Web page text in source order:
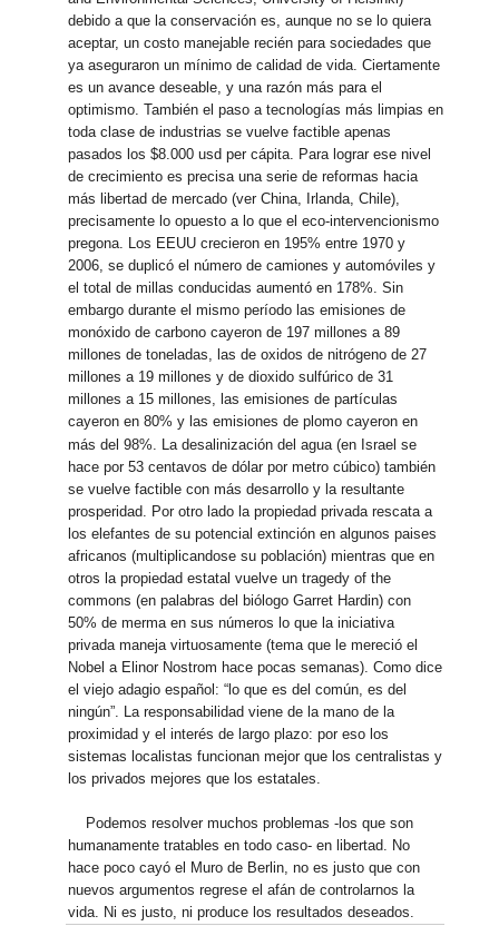
debido a que la conservación es, aunque no se lo quiera
aceptar, un costo manejable recién para sociedades que
ya aseguraron un mínimo de calidad de vida. Ciertamente
es un avance deseable, y una razón más para el
optimismo. También el paso a tecnologías más limpias en
toda clase de industrias se vuelve factible apenas
pasados los $8.000 usd per cápita. Para lograr ese nivel
de crecimiento es precisa una serie de reformas hacia
más libertad de mercado (ver China, Irlanda, Chile),
precisamente lo opuesto a lo que el eco-intervencionismo
pregona. Los EEUU crecieron en 195% entre 1970 y
2006, se duplicó el número de camiones y automóviles y
el total de millas conducidas aumentó en 178%. Sin
embargo durante el mismo período las emisiones de
monóxido de carbono cayeron de 197 millones a 89
millones de toneladas, las de oxidos de nitrógeno de 27
millones a 19 millones y de dioxido sulfúrico de 31
millones a 15 millones, las emisiones de partículas
cayeron en 80% y las emisiones de plomo cayeron en
más del 98%. La desalinización del agua (en Israel se
hace por 53 centavos de dólar por metro cúbico) también
se vuelve factible con más desarrollo y la resultante
prosperidad. Por otro lado la propiedad privada rescata a
los elefantes de su potencial extinción en algunos paises
africanos (multiplicandose su población) mientras que en
otros la propiedad estatal vuelve un tragedy of the
commons (en palabras del biólogo Garret Hardin) con
50% de merma en sus números lo que la iniciativa
privada maneja virtuosamente (tema que le mereció el
Nobel a Elinor Nostrom hace pocas semanas). Como dice
el viejo adagio español: “lo que es del común, es del
ningún”. La responsabilidad viene de la mano de la
proximidad y el interés de largo plazo: por eso los
sistemas localistas funcionan mejor que los centralistas y
los privados mejores que los estatales.
Podemos resolver muchos problemas -los que son
humanamente tratables en todo caso- en libertad. No
hace poco cayó el Muro de Berlin, no es justo que con
nuevos argumentos regrese el afán de controlarnos la
vida. Ni es justo, ni produce los resultados deseados.